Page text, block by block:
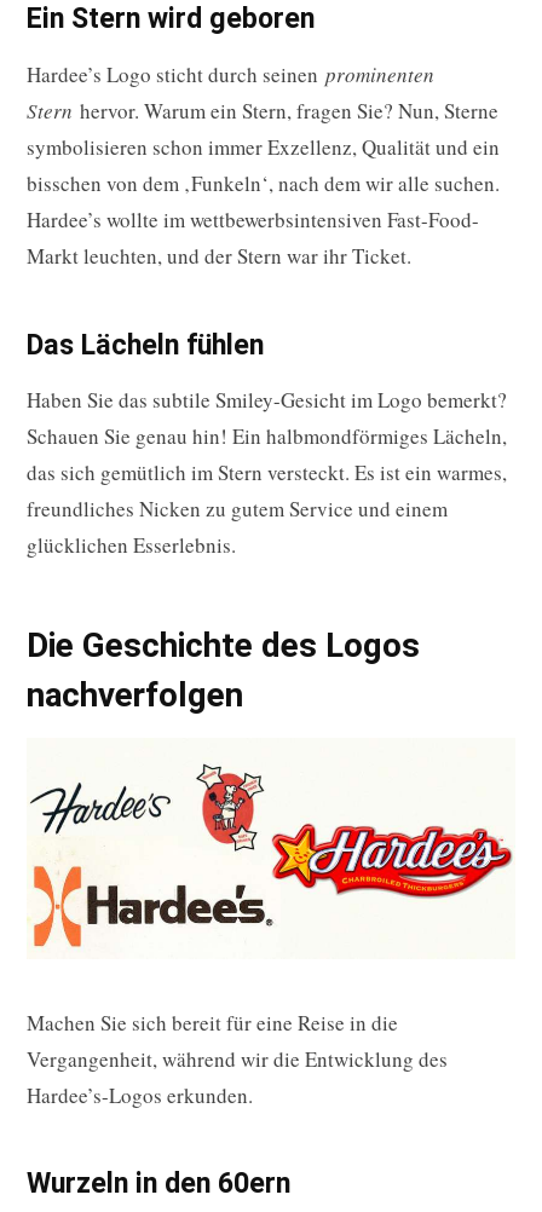
Ein Stern wird geboren
Hardee’s Logo sticht durch seinen prominenten
Stern hervor. Warum ein Stern, fragen Sie? Nun, Sterne
symbolisieren schon immer Exzellenz, Qualität und ein
bisschen von dem ‚Funkeln‘, nach dem wir alle suchen.
Hardee’s wollte im wettbewerbsintensiven Fast-Food-
Markt leuchten, und der Stern war ihr Ticket.
Das Lächeln fühlen
Haben Sie das subtile Smiley-Gesicht im Logo bemerkt?
Schauen Sie genau hin! Ein halbmondförmiges Lächeln,
das sich gemütlich im Stern versteckt. Es ist ein warmes,
freundliches Nicken zu gutem Service und einem
glücklichen Esserlebnis.
Die Geschichte des Logos
nachverfolgen
Machen Sie sich bereit für eine Reise in die
Vergangenheit, während wir die Entwicklung des
Hardee’s-Logos erkunden.
Wurzeln in den 60ern